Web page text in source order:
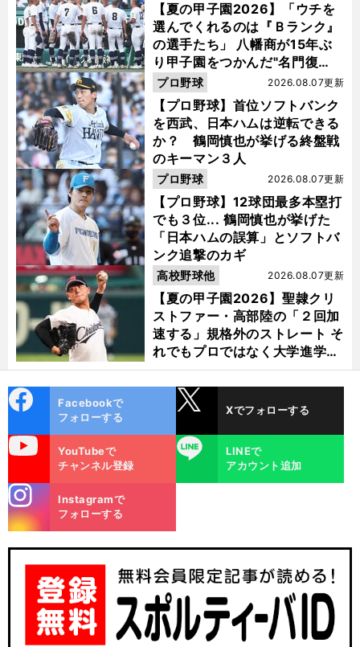
【夏の甲子園2026】「ウチを
選んでくれるのは『Ｂランク』
の選手たち」 八幡商が15年ぶ
り甲子園をつかんだ"名門復
活"の舞台裏
【プロ野球】首位ソフトバンク
を西武、日本ハムは逆転できる
か？ 鶴岡慎也が挙げる終盤戦
のキーマン３人
2026.08.07更新
プロ野球
【プロ野球】12球団最多本塁打
でも３位... 鶴岡慎也が挙げた
「日本ハムの誤算」とソフトバ
ンク追撃のカギ
2026.08.07更新
プロ野球
【夏の甲子園2026】聖隷クリ
ストファー・高部陸の「２回加
速する」規格外のストレート そ
れでもプロではなく大学進学を
選ぶ理由
2026.08.07更新
高校野球他
ok
Facebookで
フォローする
Xでフォローする
YouTubeで
チャンネル登録
LINE
LINEで
アカウント追加
m
Instagramで
フォローする